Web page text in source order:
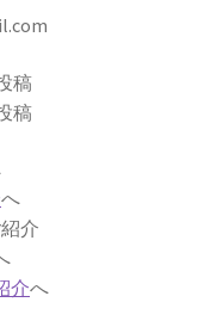
で若者を育てま
フ
なSF作家】
稿
稿
へ
介
介へ